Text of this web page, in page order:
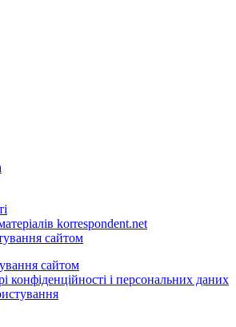
korrespondent.net
сайтом
сайтом
конфіденційності і персональних даних